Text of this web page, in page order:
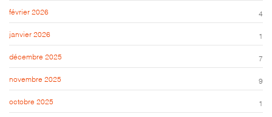
février 2026 4
janvier 2026 1
décembre 2025 7
novembre 2025 9
octobre 2025 1